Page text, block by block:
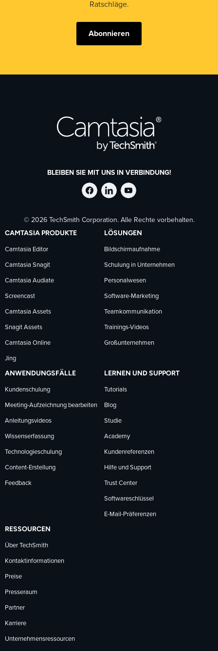
Ratschläge.
Abonnieren
BLEIBEN SIE MIT UNS IN VERBINDUNG!
TechSmith
auf
Facebook
folgen
TechSmith
auf
LinkedIn
folgen
TechSmith
auf
YouTube
folgen
© 2026 TechSmith Corporation. Alle Rechte vorbehalten.
CAMTASIA PRODUKTE
Camtasia Editor
Camtasia Snagit
Camtasia Audiate
Screencast
Camtasia Assets
Snagit Assets
Camtasia Online
Jing
LÖSUNGEN
Bildschirmaufnahme
Schulung in Unternehmen
Personalwesen
Software-Marketing
Teamkommunikation
Trainings-Videos
Großunternehmen
ANWENDUNGSFÄLLE
Kundenschulung
Meeting-Aufzeichnung bearbeiten
Anleitungsvideos
Wissenserfassung
Technologieschulung
Content-Erstellung
Feedback
LERNEN UND SUPPORT
Tutorials
Blog
Studie
Academy
Kundenreferenzen
Hilfe und Support
Trust Center
Softwareschlüssel
E-Mail-Präferenzen
RESSOURCEN
Über TechSmith
Kontaktinformationen
Preise
Presseraum
Partner
Karriere
Unternehmensressourcen